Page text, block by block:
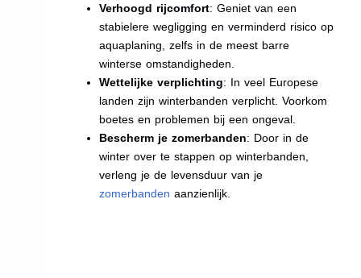
Verhoogd rijcomfort: Geniet van een
stabielere wegligging en verminderd risico op
aquaplaning, zelfs in de meest barre
winterse omstandigheden.
Wettelijke verplichting: In veel Europese
landen zijn winterbanden verplicht. Voorkom
boetes en problemen bij een ongeval.
Bescherm je zomerbanden: Door in de
winter over te stappen op winterbanden,
verleng je de levensduur van je
zomerbanden aanzienlijk.